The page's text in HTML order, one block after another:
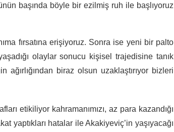
başında böyle bir ezilmiş ruh ile başlıyoruz
fırsatına erişiyoruz. Sonra ise yeni bir palto
olaylar sonucu kişisel trajedisine tanık
biraz olsun uzaklaştırıyor bizleri
etikiliyor kahramanımızı, az para kazandığı
yaptıkları hatalar ile Akakiyeviç’in yaşıyacağı